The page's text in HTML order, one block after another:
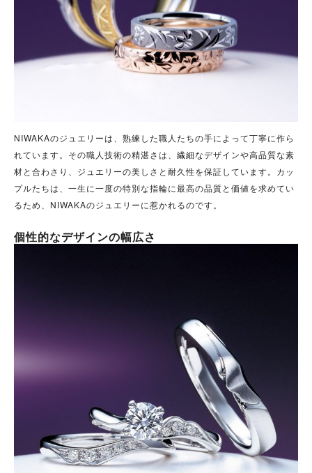
NIWAKAのジュエリーは、熟練した職人たちの手によって丁寧に作ら
れています。その職人技術の精湛さは、繊細なデザインや高品質な素
材と合わさり、ジュエリーの美しさと耐久性を保証しています。カッ
プルたちは、一生に一度の特別な指輪に最高の品質と価値を求めてい
るため、NIWAKAのジュエリーに惹かれるのです。
個性的なデザインの幅広さ